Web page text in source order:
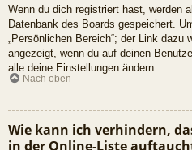
Wenn du dich registriert hast, werden
Datenbank des Boards gespeichert.
„Persönlichen Bereich“; der Link
angezeigt, wenn du auf deinen
alle deine Einstellungen ändern.
Nach oben
Wie kann ich verhindern,
in der Online-Liste